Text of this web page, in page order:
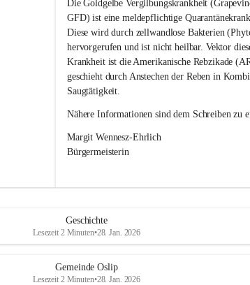
s
l
i
p
Die Goldgelbe Vergilbungskrankheit
GFD) ist eine meldepflichtige
Diese wird durch zellwandlose Bakterien
hervorgerufen und ist nicht heilbar. Vektor
Krankheit ist die Amerikanische Rebzikade
geschieht durch Anstechen der Reben in
Saugtätigkeit.
Nähere Informationen sind dem Schreiben zu
Margit Wennesz-Ehrlich
Bürgermeisterin
Geschichte
Lesezeit 2 Minuten•28. Jan. 2026
Gemeinde Oslip
Lesezeit 2 Minuten•28. Jan. 2026